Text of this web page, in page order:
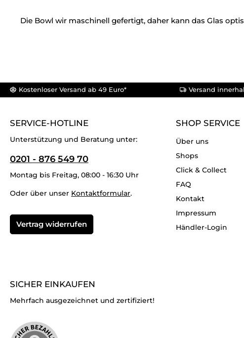
Die Bowl wir maschinell gefertigt, daher kann das Glas
Kostenloser Versand ab 49 Euro* Versand
SERVICE-HOTLINE
Unterstützung und Beratung unter:
0201 - 876 549 70
Montag bis Freitag, 08:00 - 16:30 Uhr
Oder über unser Kontaktformular.
Vertrag widerrufen
SHOP SERVICE
Über uns
Shops
Click & Collect
FAQ
Kontakt
Impressum
Händler-Login
SICHER EINKAUFEN
Mehrfach ausgezeichnet und zertifiziert!